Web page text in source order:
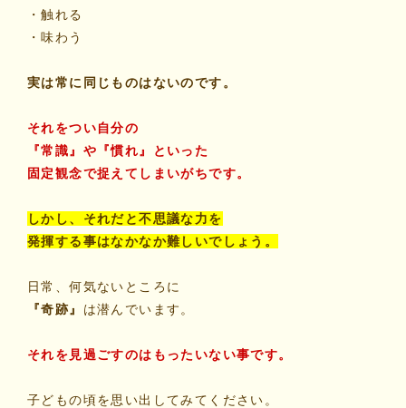
お問い合わせ
・触れる
・味わう
実は常に同じものはないのです。
それをつい自分の
『常識』や『慣れ』といった
固定観念で捉えてしまいがちです。
しかし、それだと不思議な力を
発揮する事はなかなか難しいでしょう。
日常、何気ないところに
『奇跡』 は潜んでいます。
それを見過ごすのはもったいない事です。
子どもの頃を思い出してみてください。